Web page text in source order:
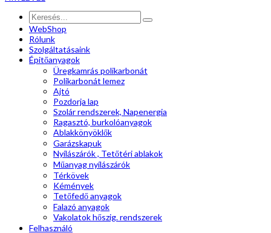
WebShop
Rólunk
Szolgáltatásaink
Épitőanyagok
Üregkamrás polikarbonát
Polikarbonát lemez
Ajtó
Pozdorja lap
Szolár rendszerek, Napenergia
Ragasztó, burkolóanyagok
Ablakkönyöklők
Garázskapuk
Nyílászárók , Tetőtéri ablakok
Műanyag nyílászárók
Térkövek
Kémények
Tetőfedő anyagok
Falazó anyagok
Vakolatok hőszig. rendszerek
Felhasználó